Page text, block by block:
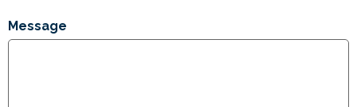
Message